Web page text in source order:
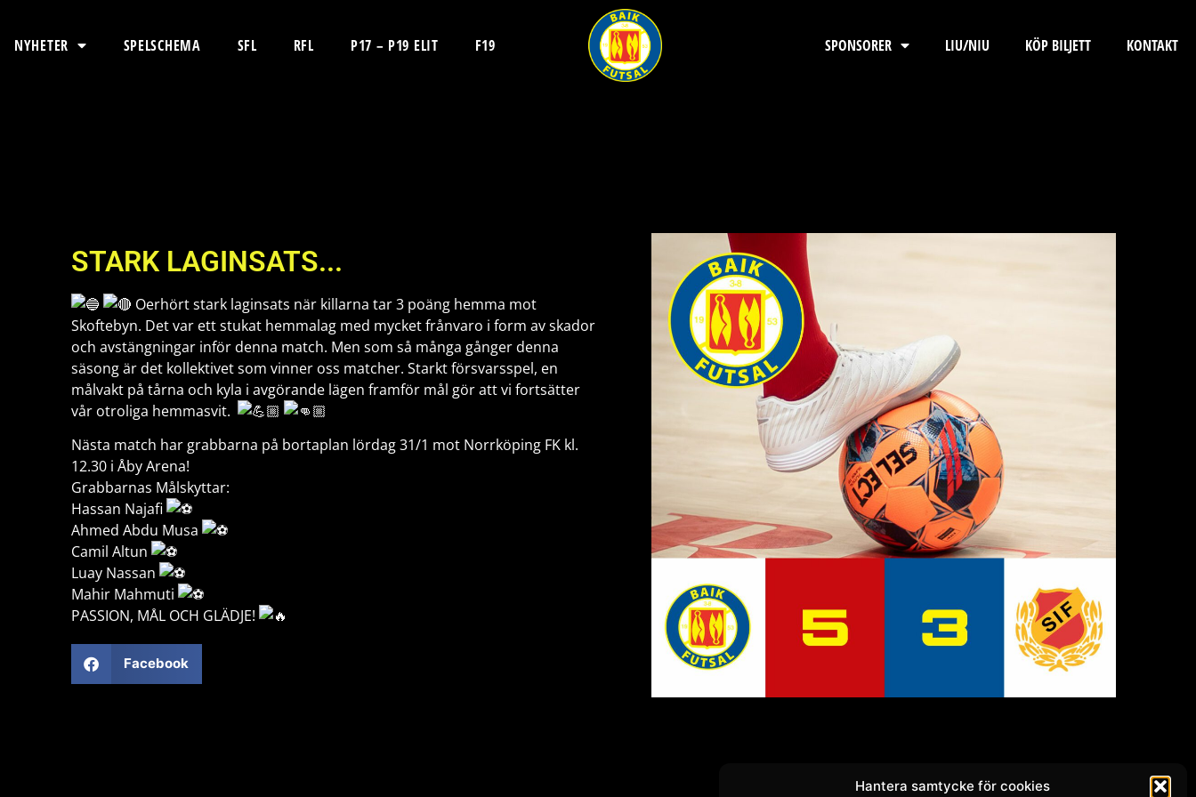
Hantera samtycke för cookies
NYHETER SPELSCHEMA SFL RFL P17 – P19 ELIT F19 SPONSORER LIU/NIU KÖP BILJETT KONTAKT
STARK LAGINSATS...
Oerhört stark laginsats när killarna tar 3 poäng hemma mot
Skoftebyn. Det var ett stukat hemmalag med mycket frånvaro i form av skador
och avstängningar inför denna match. Men som så många gånger denna
säsong är det kollektivet som vinner oss matcher. Starkt försvarsspel, en
målvakt på tårna och kyla i avgörande lägen framför mål gör att vi fortsätter
vår otroliga hemmasvit.
Nästa match har grabbarna på bortaplan lördag 31/1 mot Norrköping FK kl.
12.30 i Åby Arena!
Grabbarnas Målskyttar:
Hassan Najafi
Ahmed Abdu Musa
Camil Altun
Luay Nassan
Mahir Mahmuti
PASSION, MÅL OCH GLÄDJE!
Facebook